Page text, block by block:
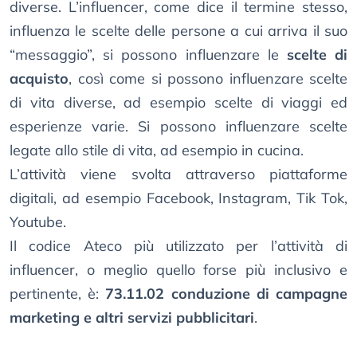
diverse. L’influencer, come dice il termine stesso,
influenza le scelte delle persone a cui arriva il suo
“messaggio”, si possono influenzare le scelte di
acquisto, così come si possono influenzare scelte
di vita diverse, ad esempio scelte di viaggi ed
esperienze varie. Si possono influenzare scelte
legate allo stile di vita, ad esempio in cucina.
L’attività viene svolta attraverso piattaforme
digitali, ad esempio Facebook, Instagram, Tik Tok,
Youtube.
Il codice Ateco più utilizzato per l’attività di
influencer, o meglio quello forse più inclusivo e
pertinente, è: 73.11.02 conduzione di campagne
marketing e altri servizi pubblicitari.